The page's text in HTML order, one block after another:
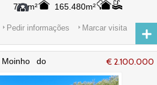
778m² 165.480m²
Marcar visita
Pedir informações
€ 2.100.000
do